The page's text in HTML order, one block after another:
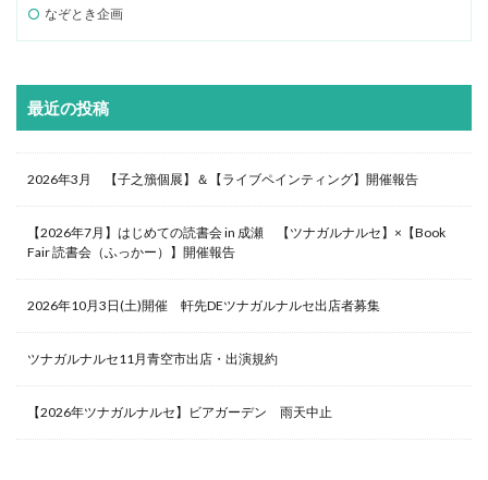
なぞとき企画
最近の投稿
2026年3月 【子之籏個展】＆【ライブペインティング】開催報告
【2026年7月】はじめての読書会 in 成瀬 【ツナガルナルセ】×【Book
Fair 読書会（ふっかー）】開催報告
2026年10月3日(土)開催 軒先DEツナガルナルセ出店者募集
ツナガルナルセ11月青空市出店・出演規約
【2026年ツナガルナルセ】ビアガーデン 雨天中止